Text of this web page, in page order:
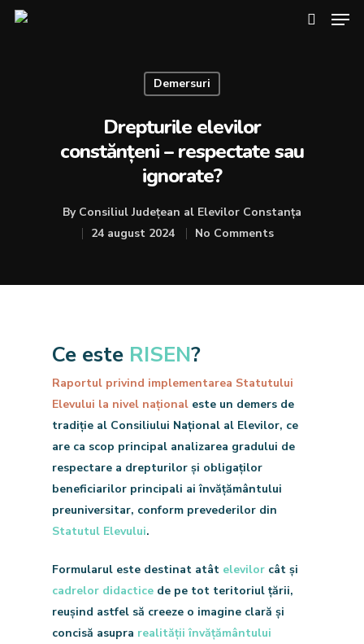
Demersuri
Drepturile elevilor
constănțeni – respectate sau
ignorate?
By Consiliul Județean al Elevilor Constanța
24 august 2024
No Comments
Ce este RISEN?
Raportul privind implementarea Statutului
Elevului la nivel național este un demers de
tradiție al Consiliului Național al Elevilor, ce
are ca scop principal analizarea gradului de
respectare a drepturilor și obligaților
beneficiarilor principali ai învățământului
preuniversitar, conform prevederilor din
Statutul Elevului.
Formularul este destinat atât elevilor cât și
cadrelor didactice de pe tot teritoriul țării,
reușind astfel să creeze o imagine clară și
concisă asupra realității învățământului